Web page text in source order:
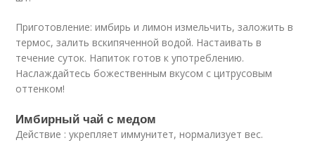
Приготовление: имбирь и лимон измельчить, заложить в
термос, залить вскипяченной водой. Настаивать в
течение суток. Напиток готов к употреблению.
Наслаждайтесь божественным вкусом с цитрусовым
оттенком!
Имбирный чай с медом
Действие : укрепляет иммунитет, нормализует вес.